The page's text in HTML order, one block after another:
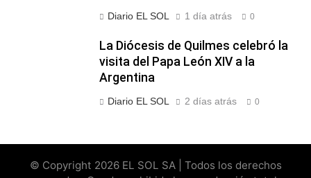
Diario EL SOL 1 día atrás 0
La Diócesis de Quilmes celebró la
visita del Papa León XIV a la
Argentina
Diario EL SOL 2 días atrás 0
© Copyright 2026 EL SOL SA | Todos los derechos